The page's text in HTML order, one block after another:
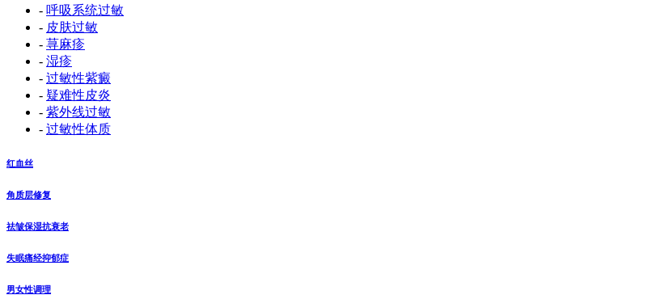
- 呼吸系统过敏
- 皮肤过敏
- 荨麻疹
- 湿疹
- 过敏性紫癜
- 疑难性皮炎
- 紫外线过敏
- 过敏性体质
红血丝
角质层修复
祛皱保湿抗衰老
失眠痛经抑郁症
男女性调理